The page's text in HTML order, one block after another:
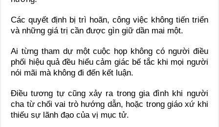
Các quyết định bị trì hoãn, công việc không tiến triển
và những giá trị cần được gìn giữ dần mai một.
Ai từng tham dự một cuộc họp không có người điều
phối hiệu quả đều hiểu cảm giác bế tắc khi mọi người
nói mãi mà không đi đến kết luận.
Điều tương tự cũng xảy ra trong gia đình khi người
cha từ chối vai trò hướng dẫn, hoặc trong giáo xứ khi
thiếu sự lãnh đạo của vị mục tử.